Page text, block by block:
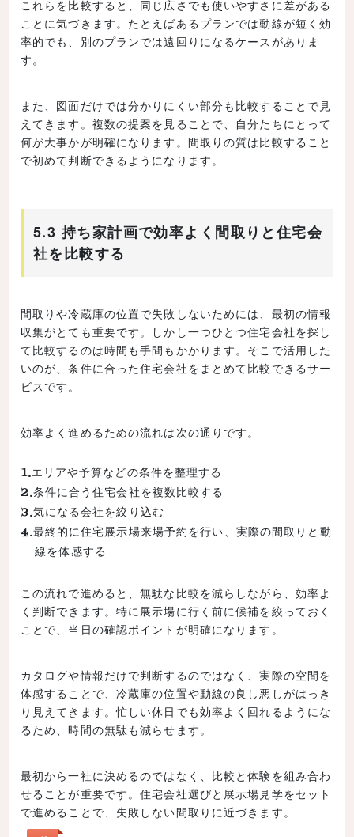
これらを比較すると、同じ広さでも使いやすさに差がある
ことに気づきます。たとえばあるプランでは動線が短く効
率的でも、別のプランでは遠回りになるケースがありま
す。
また、図面だけでは分かりにくい部分も比較することで見
えてきます。複数の提案を見ることで、自分たちにとって
何が大事かが明確になります。間取りの質は比較すること
で初めて判断できるようになります。
5.3 持ち家計画で効率よく間取りと住宅会
社を比較する
間取りや冷蔵庫の位置で失敗しないためには、最初の情報
収集がとても重要です。しかし一つひとつ住宅会社を探し
て比較するのは時間も手間もかかります。そこで活用した
いのが、条件に合った住宅会社をまとめて比較できるサー
ビスです。
効率よく進めるための流れは次の通りです。
エリアや予算などの条件を整理する
条件に合う住宅会社を複数比較する
気になる会社を絞り込む
最終的に住宅展示場来場予約を行い、実際の間取りと動
線を体感する
この流れで進めると、無駄な比較を減らしながら、効率よ
く判断できます。特に展示場に行く前に候補を絞っておく
ことで、当日の確認ポイントが明確になります。
カタログや情報だけで判断するのではなく、実際の空間を
体感することで、冷蔵庫の位置や動線の良し悪しがはっき
り見えてきます。忙しい休日でも効率よく回れるようにな
るため、時間の無駄も減らせます。
最初から一社に決めるのではなく、比較と体験を組み合わ
せることが重要です。住宅会社選びと展示場見学をセット
で進めることで、失敗しない間取りに近づきます。